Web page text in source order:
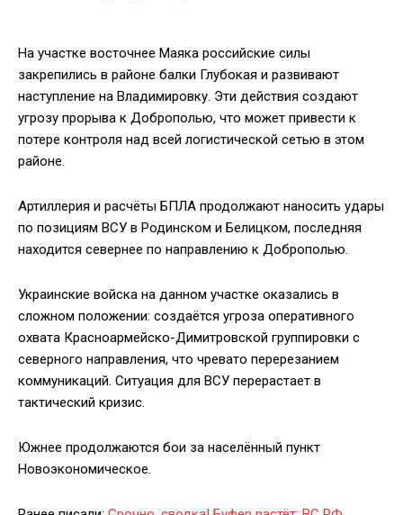
На участке восточнее Маяка российские силы
закрепились в районе балки Глубокая и развивают
наступление на Владимировку. Эти действия создают
угрозу прорыва к Доброполью, что может привести к
потере контроля над всей логистической сетью в этом
районе.
Артиллерия и расчёты БПЛА продолжают наносить удары
по позициям ВСУ в Родинском и Белицком, последняя
находится севернее по направлению к Доброполью.
Украинские войска на данном участке оказались в
сложном положении: создаётся угроза оперативного
охвата Красноармейско-Димитровской группировки с
северного направления, что чревато перерезанием
коммуникаций. Ситуация для ВСУ перерастает в
тактический кризис.
Южнее продолжаются бои за населённый пункт
Новоэкономическое.